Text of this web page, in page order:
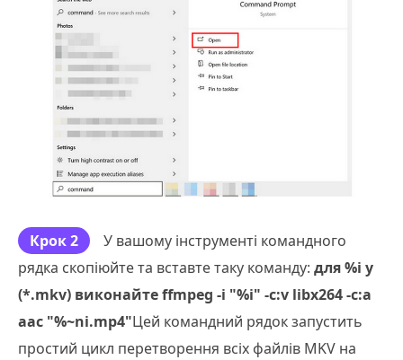
Крок 2
У вашому інструменті командного
рядка скопіюйте та вставте таку команду: для %i у
(*.mkv) виконайте ffmpeg -i "%i" -c:v libx264 -c:a
aac "%~ni.mp4"Цей командний рядок запустить
простий цикл перетворення всіх файлів MKV на